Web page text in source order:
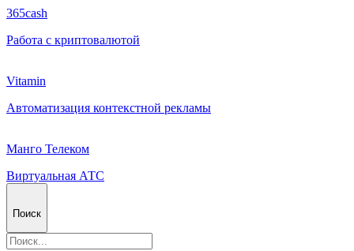
365cash
Работа с криптовалютой
Vitamin
Автоматизация контекстной рекламы
Манго Телеком
Виртуальная АТС
Поиск